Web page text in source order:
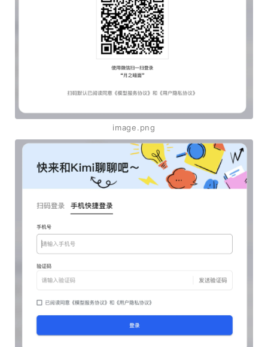
image.png